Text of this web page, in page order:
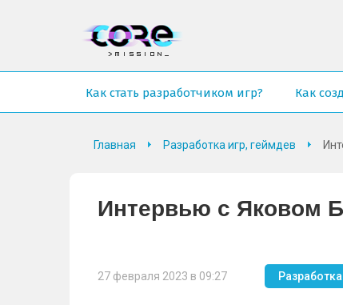
Как стать разработчиком игр? Как
Главная Разработка игр, геймдев
Интервью с Яковом
27 февраля 2023 в 09:27